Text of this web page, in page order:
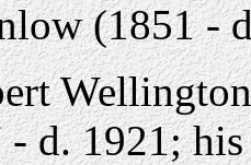
(1851 -
d. 1921;